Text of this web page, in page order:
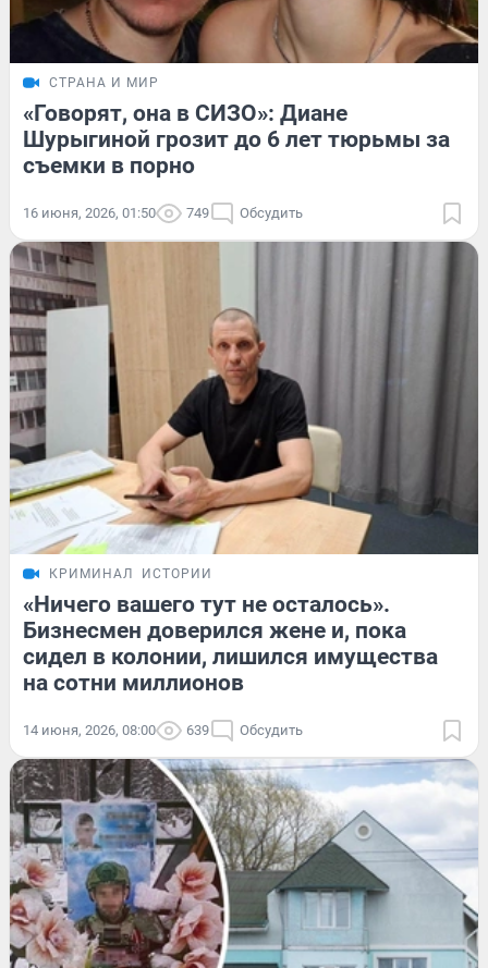
СТРАНА И МИР
«Говорят, она в СИЗО»: Диане
Шурыгиной грозит до 6 лет тюрьмы за
съемки в порно
16 июня, 2026, 01:50 749 Обсудить
КРИМИНАЛ ИСТОРИИ
«Ничего вашего тут не осталось».
Бизнесмен доверился жене и, пока
сидел в колонии, лишился имущества
на сотни миллионов
14 июня, 2026, 08:00 639 Обсудить